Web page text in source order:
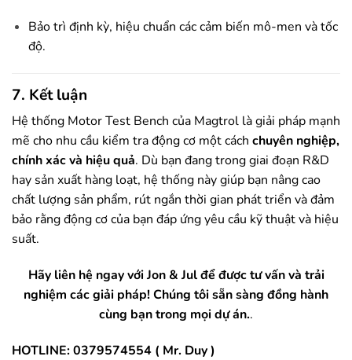
Bảo trì định kỳ, hiệu chuẩn các cảm biến mô-men và tốc
độ.
7. Kết luận
Hệ thống Motor Test Bench của Magtrol là giải pháp mạnh
mẽ cho nhu cầu kiểm tra động cơ một cách chuyên nghiệp,
chính xác và hiệu quả. Dù bạn đang trong giai đoạn R&D
hay sản xuất hàng loạt, hệ thống này giúp bạn nâng cao
chất lượng sản phẩm, rút ngắn thời gian phát triển và đảm
bảo rằng động cơ của bạn đáp ứng yêu cầu kỹ thuật và hiệu
suất.
Hãy liên hệ ngay vớiJon & Julđể được tư vấn và trải
nghiệm cácgiải pháp! Chúng tôi sẵn sàng đồng hành
cùng bạn trong mọi dự án..
HOTLINE: 0379574554 ( Mr. Duy )